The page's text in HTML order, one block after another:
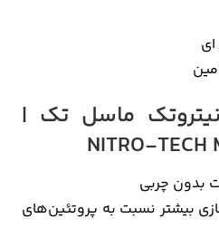
نیتروتک ماسل تک |
بدون چربی
سازی بیشتر نسبت به پروتئین‌های